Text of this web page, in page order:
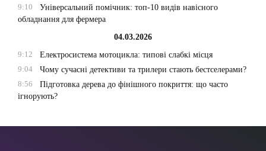
9:10
Універсальний помічник: топ-10 видів навісного
обладнання для фермера
04.03.2026
9:12
Електросистема мотоцикла: типові слабкі місця
9:04
Чому сучасні детективи та трилери стають бестселерами?
8:56
Підготовка дерева до фінішного покриття: що часто
ігнорують?